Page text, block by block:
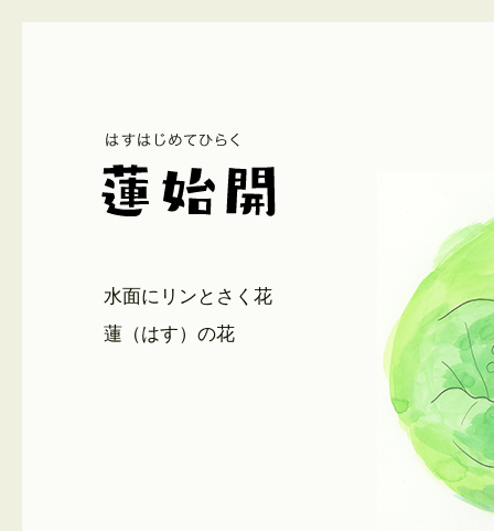
水面にリンとさく花
蓮（はす）の花